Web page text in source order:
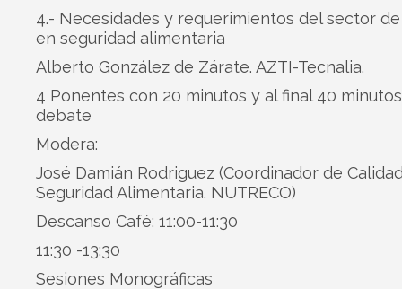
4.- Necesidades y requerimientos del sector
en seguridad alimentaria
Alberto González de Zárate. AZTI-Tecnalia.
4 Ponentes con 20 minutos y al final 40
debate
Modera:
José Damián Rodriguez (Coordinador de
Seguridad Alimentaria. NUTRECO)
Descanso Café: 11:00-11:30
11:30 -13:30
Sesiones Monográficas